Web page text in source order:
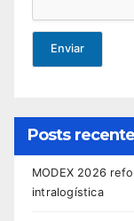
Enviar
Posts
MODEX 2026
intralogística